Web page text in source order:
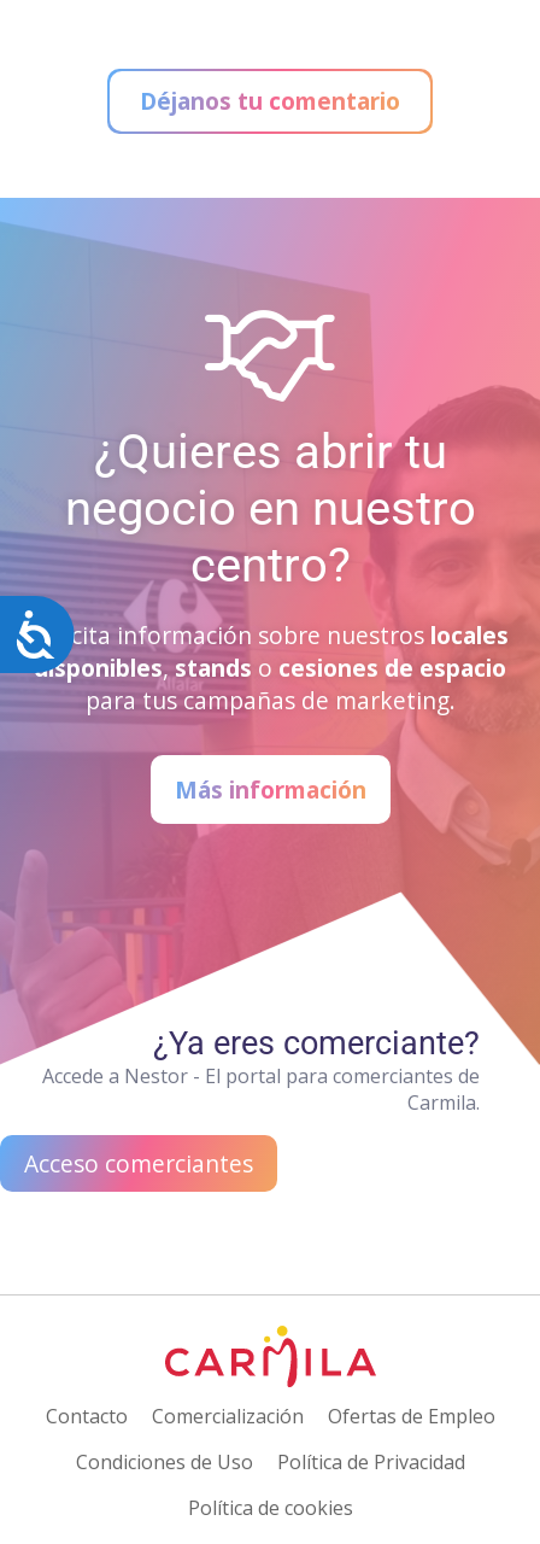
Accesibilidad
Déjanos tu comentario
¿Quieres abrir tu
negocio en nuestro
centro?
Solicita información sobre nuestros locales
disponibles, stands o cesiones de espacio
para tus campañas de marketing.
Más información
¿Ya eres comerciante?
Accede a Nestor - El portal para comerciantes de
Carmila.
Acceso comerciantes
Contacto Comercialización
Ofertas de Empleo
Condiciones de Uso
Política de Privacidad
Política de cookies